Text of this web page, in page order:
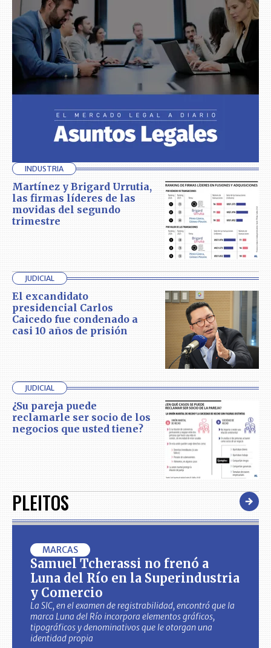
INDUSTRIA
Martínez y Brigard Urrutia,
las firmas líderes de las
movidas del segundo
trimestre
JUDICIAL
El excandidato
presidencial Carlos
Caicedo fue condenado a
casi 10 años de prisión
JUDICIAL
¿Su pareja puede
reclamarle ser socio de los
negocios que usted tiene?
PLEITOS
MARCAS
Samuel Tcherassi no frenó a
Luna del Río en la Superindustria
y Comercio
La SIC, en el examen de registrabilidad, encontró que la
marca Luna del Río incorpora elementos gráficos,
tipográficos y denominativos que le otorgan una
identidad propia